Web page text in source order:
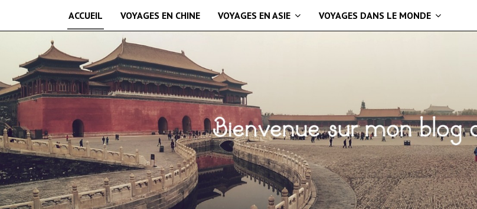
ACCUEIL VOYAGES EN CHINE VOYAGES EN ASIE VOYAGES DANS LE MONDE